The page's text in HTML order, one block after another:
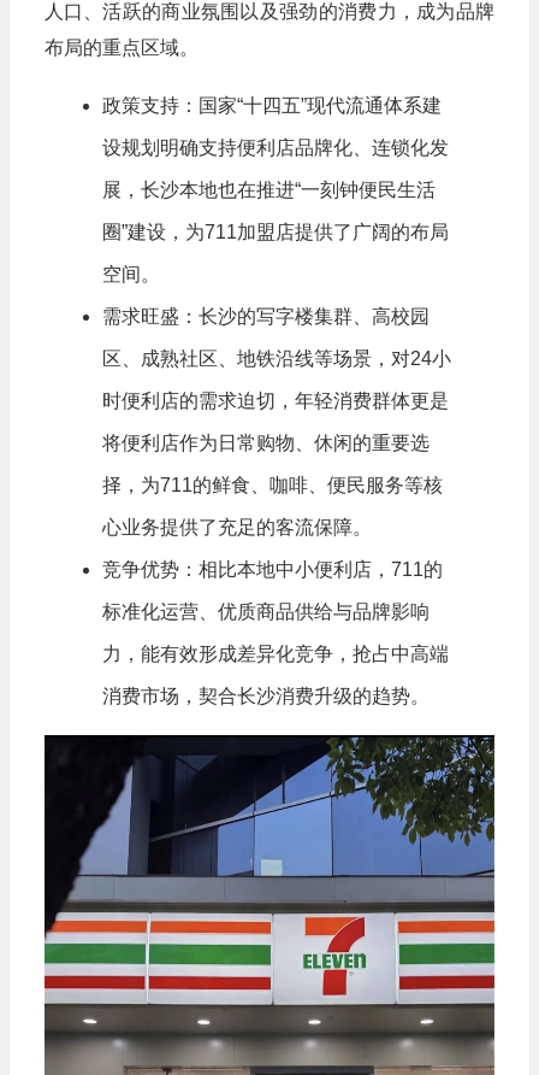
人口、活跃的商业氛围以及强劲的消费力，成为品牌
布局的重点区域。
政策支持：国家“十四五”现代流通体系建
设规划明确支持便利店品牌化、连锁化发
展，长沙本地也在推进“一刻钟便民生活
圈”建设，为711加盟店提供了广阔的布局
空间。
需求旺盛：长沙的写字楼集群、高校园
区、成熟社区、地铁沿线等场景，对24小
时便利店的需求迫切，年轻消费群体更是
将便利店作为日常购物、休闲的重要选
择，为711的鲜食、咖啡、便民服务等核
心业务提供了充足的客流保障。
竞争优势：相比本地中小便利店，711的
标准化运营、优质商品供给与品牌影响
力，能有效形成差异化竞争，抢占中高端
消费市场，契合长沙消费升级的趋势。